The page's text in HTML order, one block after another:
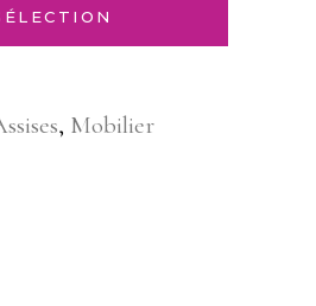
, Mobilier